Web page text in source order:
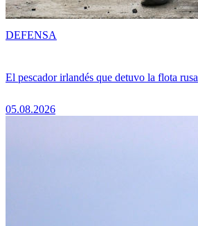
El pescador irlandés que detuvo la flota rusa
05.08.2026
DEFENSA